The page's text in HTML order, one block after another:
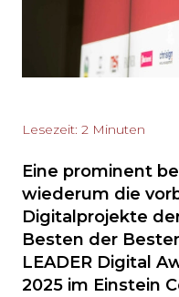
Lesezeit: 2 Minuten
Eine prominent
wiederum die
Digitalprojekte
Besten der
LEADER Digital
2025 im Einstein